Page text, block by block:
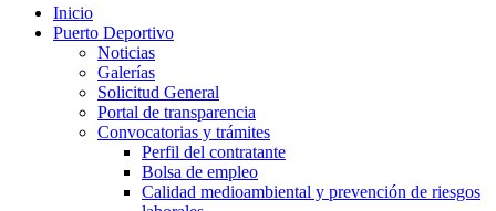
Inicio
Puerto Deportivo
Noticias
Galerías
Solicitud General
Portal de transparencia
Convocatorias y trámites
Perfil del contratante
Bolsa de empleo
Calidad medioambiental y prevención de riesgos